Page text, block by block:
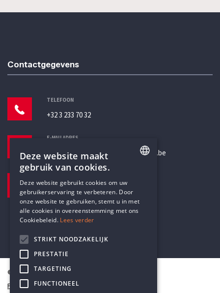
Contactgegevens
TELEFOON
+32 3 233 70 32
E-MAILADRES
secretariaat@humanistischverbond.be
Pottenbrug 4
Antwerpen, 2000
© Humanistisch Verbond 2026
Privacy
DUTCH
Deze website maakt
gebruik van cookies.
Deze website gebruikt cookies om uw
gebruikerservaring te verbeteren. Door
onze website te gebruiken, stemt u in met
alle cookies in overeenstemming met ons
Cookiebeleid. Lees verder
STRIKT NOODZAKELIJK
PRESTATIE
TARGETING
FUNCTIONEEL